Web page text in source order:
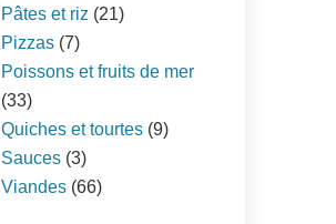
Pâtes et riz (21)
Pizzas (7)
Poissons et fruits de mer
(33)
Quiches et tourtes (9)
Sauces (3)
Viandes (66)